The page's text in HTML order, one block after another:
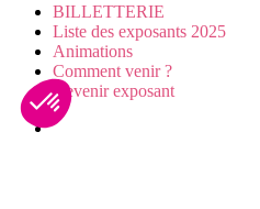
BILLETTERIE
Liste des exposants 2025
Animations
Comment venir ?
Devenir exposant
Visiter